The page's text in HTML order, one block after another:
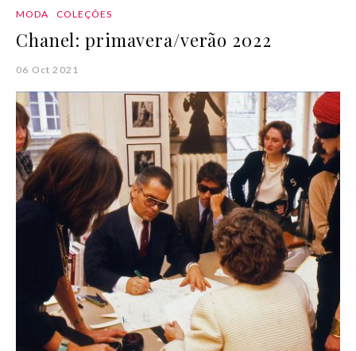
MODA COLEÇÕES
Chanel: primavera/verão 2022
06 Oct 2021